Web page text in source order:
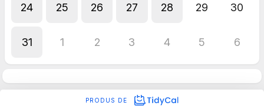
24 25 26 27 28 29 30
31 1 2 3 4 5 6
PRODUS DE